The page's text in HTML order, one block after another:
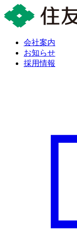
会社案内
お知らせ
採用情報